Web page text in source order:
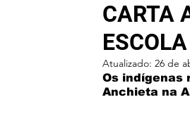
CARTA
Atualizado: 26 de
Os indígenas
Anchieta na